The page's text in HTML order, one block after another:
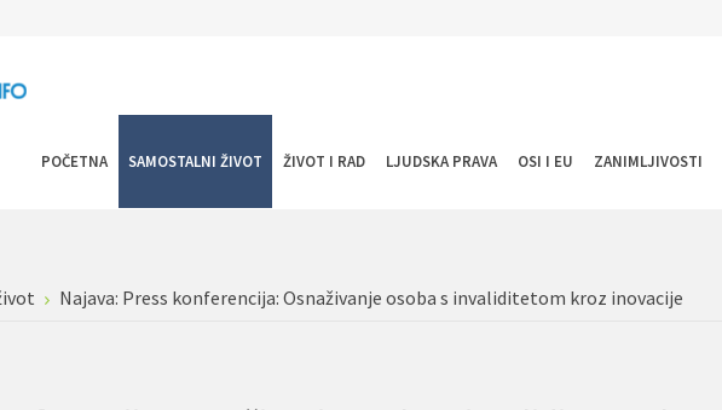
POČETNA SAMOSTALNI ŽIVOT ŽIVOT I RAD LJUDSKA PRAVA OSI I EU ZANIMLJIVOSTI
Najava: Press konferencija: Osnaživanje osoba s invaliditetom kroz inovacije